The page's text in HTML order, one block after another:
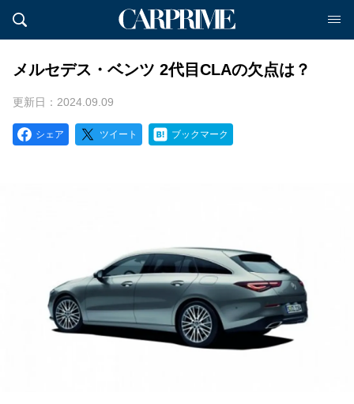
メルセデス・ベンツ 2代目CLAの欠点は？
更新日：2024.09.09
シェア ツイート ブックマーク